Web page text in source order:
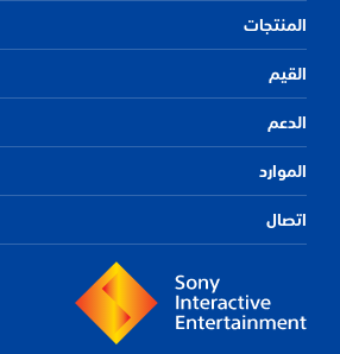
المنتجات
القيم
الدعم
الموارد
اتصال